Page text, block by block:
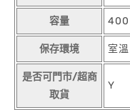
容量 400
保存環境 室溫
是否可門市/超商
取貨
Y